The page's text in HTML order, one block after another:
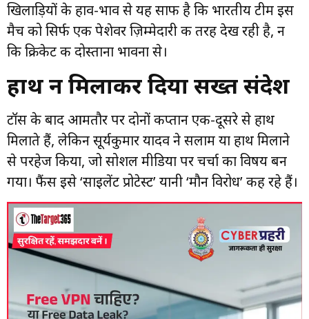
खिलाड़ियों के हाव-भाव से यह साफ है कि भारतीय टीम इस
मैच को सिर्फ एक पेशेवर ज़िम्मेदारी की तरह देख रही है, न
कि क्रिकेट की दोस्ताना भावना से।
हाथ न मिलाकर दिया सख्त संदेश
टॉस के बाद आमतौर पर दोनों कप्तान एक-दूसरे से हाथ
मिलाते हैं, लेकिन सूर्यकुमार यादव ने सलाम या हाथ मिलाने
से परहेज किया, जो सोशल मीडिया पर चर्चा का विषय बन
गया। फैंस इसे ‘साइलेंट प्रोटेस्ट’ यानी ‘मौन विरोध’ कह रहे हैं।